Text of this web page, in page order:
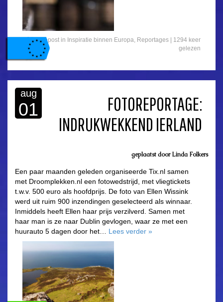
Gepost in Inspiratie binnen Europa, Reportages | 1294 keer
gelezen
aug
01
FOTOREPORTAGE:
INDRUKWEKKEND IERLAND
geplaatst doorLinda Folkers
Een paar maanden geleden organiseerde Tix.nl samen
met Droomplekken.nl een fotowedstrijd, met vliegtickets
t.w.v. 500 euro als hoofdprijs. De foto van Ellen Wissink
werd uit ruim 900 inzendingen geselecteerd als winnaar.
Inmiddels heeft Ellen haar prijs verzilverd. Samen met
haar man is ze naar Dublin gevlogen, waar ze met een
huurauto 5 dagen door het… Lees verder »